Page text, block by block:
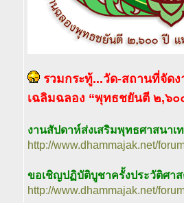
รวมกระทู้...วัด-สถานที่จัด
เฉลิมฉลอง “พุทธชยันตี ๒,๖๐
งานสัปดาห์ส่งเสริมพุทธศาสนา
http://www.dhammajak.net/
ขอเชิญปฏิบัติบูชาครั้งประวัติศา
http://www.dhammajak.net/